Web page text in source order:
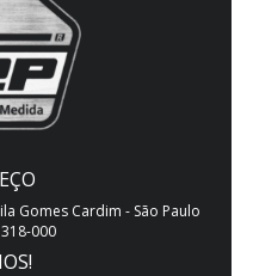
Gomes Cardim - São Paulo
000